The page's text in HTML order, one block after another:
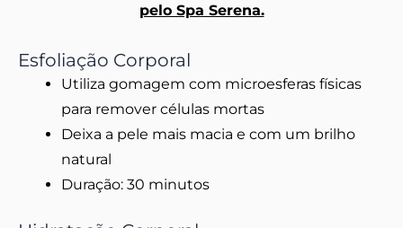
pelo Spa Serena.
Esfoliação Corporal
Utiliza gomagem com microesferas físicas
para remover células mortas
Deixa a pele mais macia e com um brilho
natural
Duração: 30 minutos